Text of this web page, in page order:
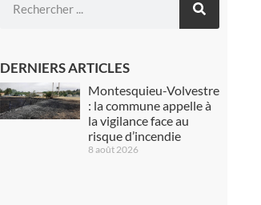
DERNIERS ARTICLES
Montesquieu-Volvestre
: la commune appelle à
la vigilance face au
risque d’incendie
8 août 2026